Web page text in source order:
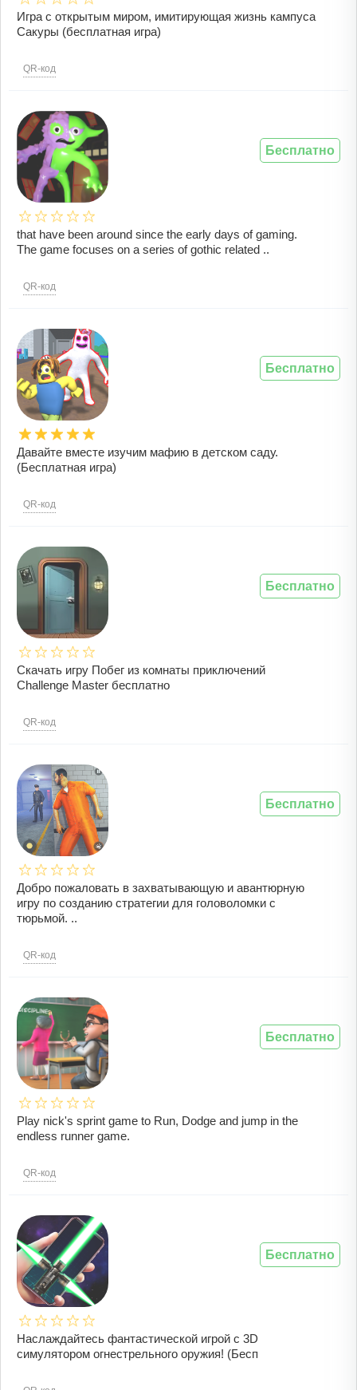
Игра с открытым миром, имитирующая жизнь кампуса
Сакуры (бесплатная игра)
QR-код
that have been around since the early days of gaming.
The game focuses on a series of gothic related ..
QR-код
Бесплатно
Давайте вместе изучим мафию в детском саду.
(Бесплатная игра)
QR-код
Бесплатно
Скачать игру Побег из комнаты приключений
Challenge Master бесплатно
QR-код
Бесплатно
Добро пожаловать в захватывающую и авантюрную
игру по созданию стратегии для головоломки с
тюрьмой. ..
QR-код
Бесплатно
Play nick's sprint game to Run, Dodge and jump in the
endless runner game.
QR-код
Бесплатно
Наслаждайтесь фантастической игрой с 3D
симулятором огнестрельного оружия! (Бесп
Бесплатно